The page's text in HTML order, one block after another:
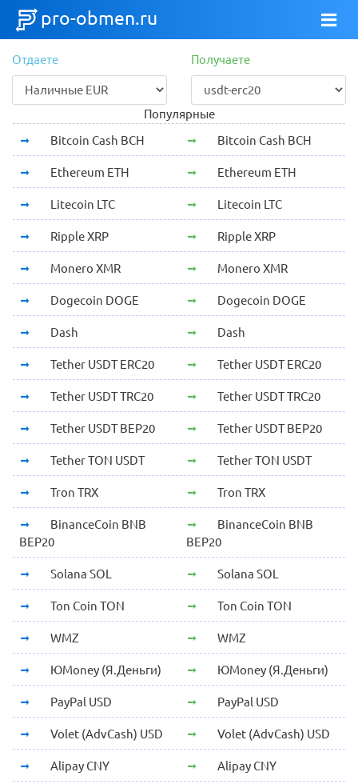
pro-obmen.ru
Отдаете Получаете
Популярные
Bitcoin Cash BCH
Bitcoin Cash BCH
Ethereum ETH Ethereum ETH
Litecoin LTC Litecoin LTC
Ripple XRP Ripple XRP
Monero XMR Monero XMR
Dogecoin DOGE Dogecoin DOGE
Dash Dash
Tether USDT ERC20 Tether USDT ERC20
Tether USDT TRC20 Tether USDT TRC20
Tether USDT BEP20 Tether USDT BEP20
Tether TON USDT Tether TON USDT
Tron TRX Tron TRX
BinanceCoin BNB
BEP20
BinanceCoin BNB
BEP20
Solana SOL Solana SOL
Ton Coin TON Ton Coin TON
WMZ WMZ
ЮMoney (Я.Деньги) ЮMoney (Я.Деньги)
PayPal USD PayPal USD
Volet (AdvCash) USD Volet (AdvCash) USD
Alipay CNY Alipay CNY